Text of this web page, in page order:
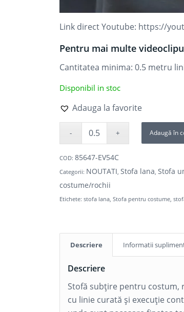
Link direct Youtube: https://
Pentru mai multe
Cantitatea minima: 0.5 metru
Disponibil in stoc
Adauga la favorite
Adaugă în
COD:85647-EV54C
Categorii: NOUTATI ,Stofa lana ,Stofa
costume/rochii
Etichete:stofa lana ,Stofa pentru costume ,
Descriere Informatii
Descriere
Stofă subțire pentru costum,
cu linie curată și execuție